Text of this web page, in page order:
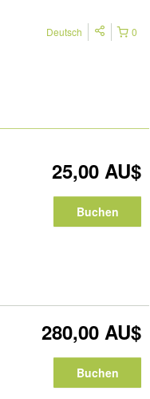
0
Deutsch
25,00 AU$
Buchen
280,00 AU$
Buchen